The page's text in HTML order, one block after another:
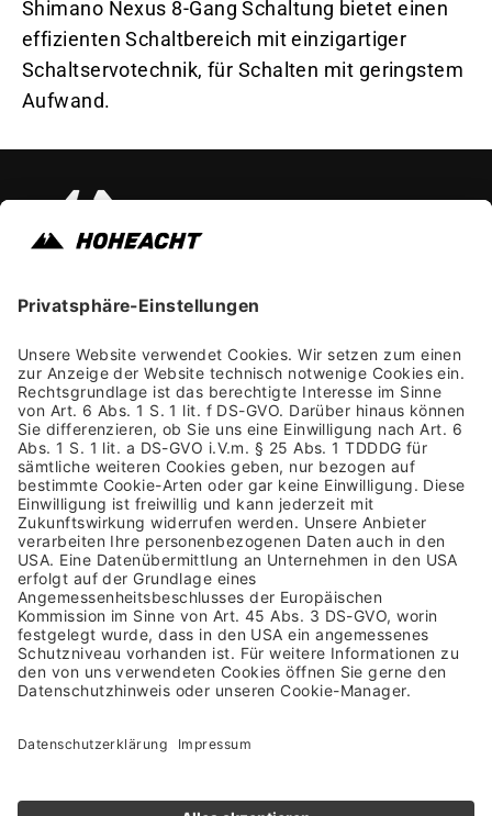
Shimano Nexus 8-Gang Schaltung bietet einen
effizienten Schaltbereich mit einzigartiger
Schaltservotechnik, für Schalten mit geringstem
Aufwand.
Impressum
Allgemeine Geschäftsbedingungen
Datenschutzhinweis
Barrierefreiheit
Rücksendung
Versandkosten & Lieferung
Zahlungsarten
Altgeräterücknahme & Batterieentsorgung